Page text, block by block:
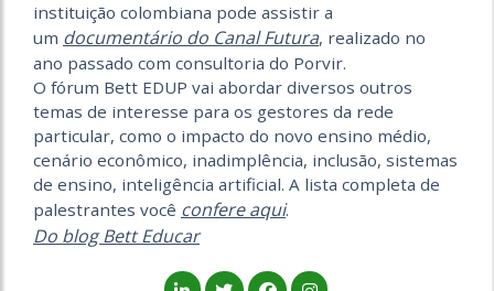
instituição colombiana pode assistir a
um documentário do Canal Futura, realizado no
ano passado com consultoria do Porvir.
O fórum Bett EDUP vai abordar diversos outros
temas de interesse para os gestores da rede
particular, como o impacto do novo ensino médio,
cenário econômico, inadimplência, inclusão, sistemas
de ensino, inteligência artificial. A lista completa de
palestrantes você confere aqui.
Do blog Bett Educar